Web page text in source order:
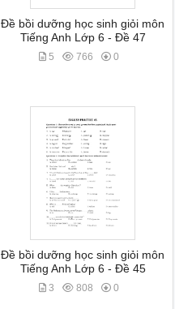
Đề bồi dưỡng học sinh giỏi môn
Tiếng Anh Lớp 6 - Đề 47
5 766 0
Đề bồi dưỡng học sinh giỏi môn
Tiếng Anh Lớp 6 - Đề 45
3 808 0